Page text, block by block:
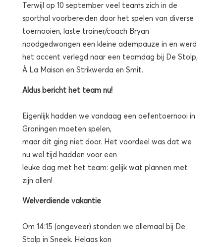
Terwijl op 10 september veel teams zich in de
sporthal voorbereiden door het spelen van diverse
toernooien, laste trainer/coach Bryan
noodgedwongen een kleine adempauze in en werd
het accent verlegd naar een teamdag bij De Stolp,
À La Maison en Strikwerda en Smit.
Aldus bericht het team nu!
Eigenlijk hadden we vandaag een oefentoernooi in
Groningen moeten spelen,
maar dit ging niet door. Het voordeel was dat we
nu wel tijd hadden voor een
leuke dag met het team: gelijk wat plannen met
zijn allen!
Welverdiende vakantie
Om 14:15 (ongeveer) stonden we allemaal bij De
Stolp in Sneek. Helaas kon